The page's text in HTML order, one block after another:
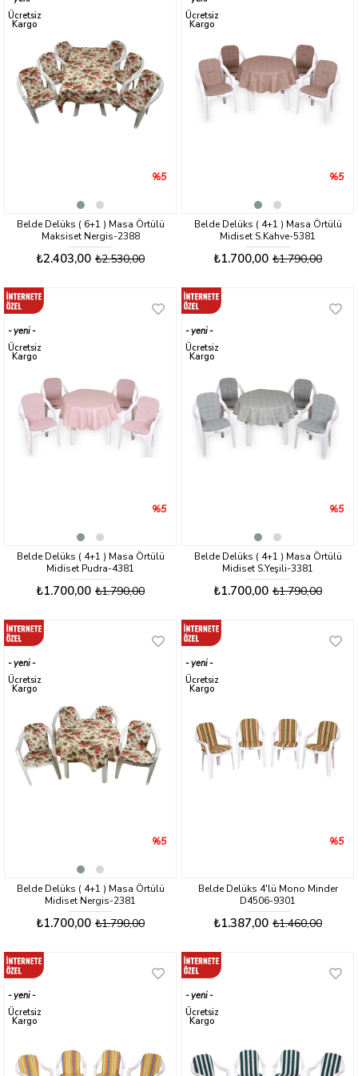
Belde Delüks ( 6+1 ) Masa Örtülü
Maksiset Nergis-2388
₺2.403,00 ₺2.530,00
%5
ürün
Ücretsiz
Kargo
Belde Delüks ( 4+1 ) Masa Örtülü
Midiset S.Kahve-5381
₺1.700,00 ₺1.790,00
%5
ürün
Ücretsiz
Kargo
Belde Delüks ( 4+1 ) Masa Örtülü
Midiset Pudra-4381
₺1.700,00 ₺1.790,00
%5
yeni
ürün
Ücretsiz
Kargo
Belde Delüks ( 4+1 ) Masa Örtülü
Midiset S.Yeşili-3381
₺1.700,00 ₺1.790,00
%5
yeni
ürün
Ücretsiz
Kargo
Belde Delüks ( 4+1 ) Masa Örtülü
Midiset Nergis-2381
₺1.700,00 ₺1.790,00
%5
yeni
ürün
Ücretsiz
Kargo
Belde Delüks 4'lü Mono Minder
D4506-9301
₺1.387,00 ₺1.460,00
%5
yeni
ürün
Ücretsiz
Kargo
yeni
ürün
Ücretsiz
Kargo
yeni
ürün
Ücretsiz
Kargo